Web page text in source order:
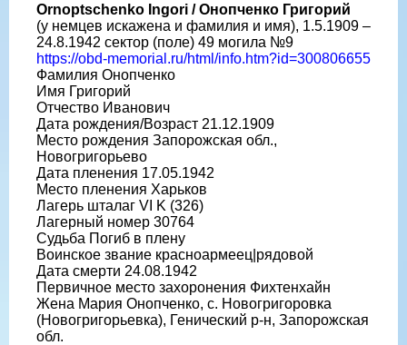
Ornoptschenko Ingori / Онопченко Григорий
(у немцев искажена и фамилия и имя), 1.5.1909 –
24.8.1942 сектор (поле) 49 могила №9
https://obd-memorial.ru/html/info.htm?id=300806655
Фамилия Онопченко
Имя Григорий
Отчество Иванович
Дата рождения/Возраст 21.12.1909
Место рождения Запорожская обл.,
Новогригорьево
Дата пленения 17.05.1942
Место пленения Харьков
Лагерь шталаг VI K (326)
Лагерный номер 30764
Судьба Погиб в плену
Воинское звание красноармеец|рядовой
Дата смерти 24.08.1942
Первичное место захоронения Фихтенхайн
Жена Мария Онопченко, с. Новогригоровка
(Новогригорьевка), Генический р-н, Запорожская
обл.